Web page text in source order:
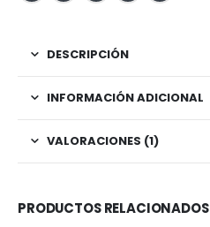
DESCRIPCIÓN
INFORMACIÓN ADICIONAL
VALORACIONES (1)
PRODUCTOS RELACIONADOS